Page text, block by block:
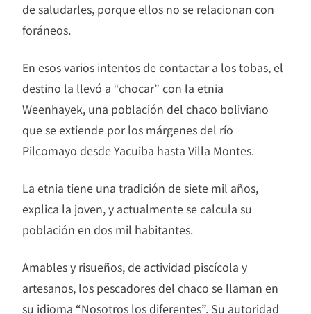
de saludarles, porque ellos no se relacionan con
foráneos.
En esos varios intentos de contactar a los tobas, el
destino la llevó a “chocar” con la etnia
Weenhayek, una población del chaco boliviano
que se extiende por los márgenes del río
Pilcomayo desde Yacuiba hasta Villa Montes.
La etnia tiene una tradición de siete mil años,
explica la joven, y actualmente se calcula su
población en dos mil habitantes.
Amables y risueños, de actividad piscícola y
artesanos, los pescadores del chaco se llaman en
su idioma “Nosotros los diferentes”. Su autoridad